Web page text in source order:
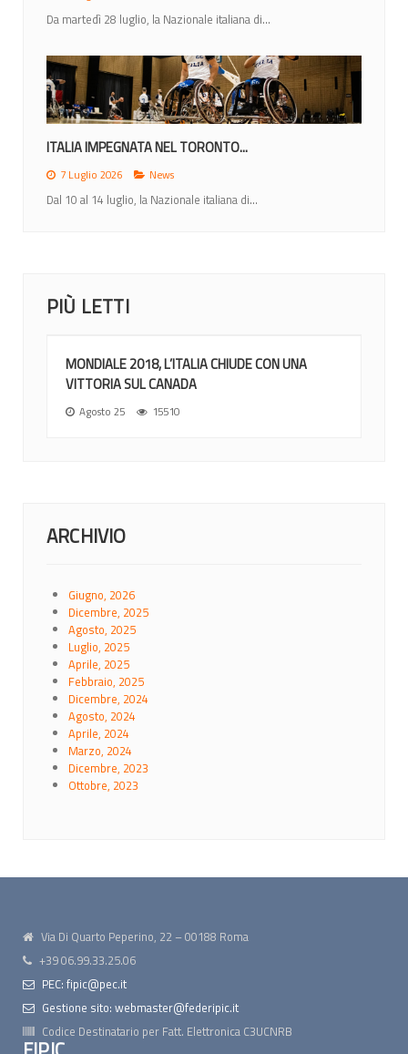
Da martedì 28 luglio, la Nazionale italiana di...
ITALIA IMPEGNATA NEL TORONTO...
7 Luglio 2026 News
Dal 10 al 14 luglio, la Nazionale italiana di...
PIÙ LETTI
MONDIALE 2018, L’ITALIA CHIUDE CON UNA
VITTORIA SUL CANADA
Agosto 25 15510
ARCHIVIO
Giugno, 2026
Dicembre, 2025
Agosto, 2025
Luglio, 2025
Aprile, 2025
Febbraio, 2025
Dicembre, 2024
Agosto, 2024
Aprile, 2024
Marzo, 2024
Dicembre, 2023
Ottobre, 2023
Via Di Quarto Peperino, 22 – 00188 Roma
+39 06.99.33.25.06
PEC: fipic@pec.it
Gestione sito: webmaster@federipic.it
Codice Destinatario per Fatt. Elettronica C3UCNRB